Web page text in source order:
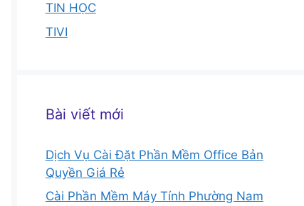
TIN HỌC
TIVI
Bài viết mới
Dịch Vụ Cài Đặt Phần Mềm Office Bản
Quyền Giá Rẻ
Cài Phần Mềm Máy Tính Phường Nam